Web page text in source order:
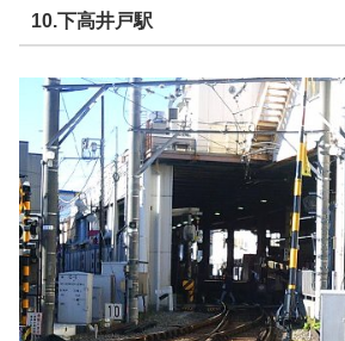
10.下高井戸駅